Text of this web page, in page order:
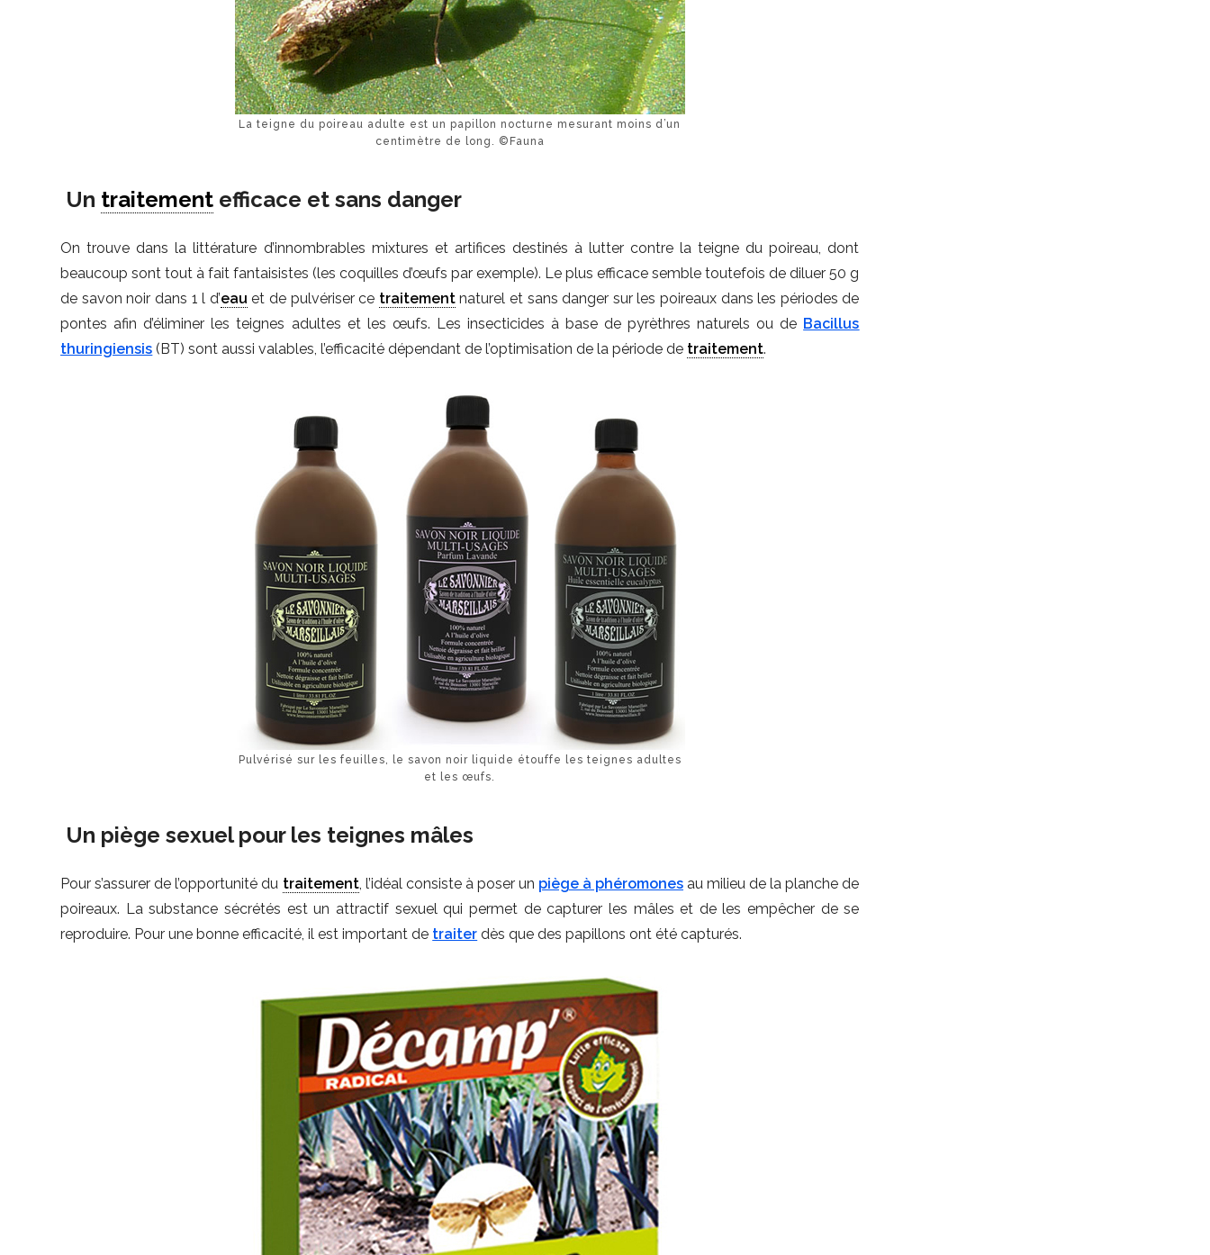
La teigne du poireau adulte est un papillon nocturne mesurant moins d’un
centimètre de long. ©Fauna
Un traitement efficace et sans danger
On trouve dans la littérature d’innombrables mixtures et artifices destinés à lutter contre la teigne du poireau, dont
beaucoup sont tout à fait fantaisistes (les coquilles d’œufs par exemple). Le plus efficace semble toutefois de diluer 50 g
de savon noir dans 1 l d’eau et de pulvériser ce traitementnaturel et sans danger sur les poireaux dans les périodes de
pontes afin d’éliminer les teignes adultes et les œufs. Les insecticides à base de pyrèthres naturels ou de Bacillus
thuringiensis (BT) sont aussi valables, l’efficacité dépendant de l’optimisation de la période de traitement.
Pulvérisé sur les feuilles, le savon noir liquide étouffe les teignes adultes
et les œufs.
Un piège sexuel pour les teignes mâles
Pour s’assurer de l’opportunité du traitement, l’idéal consiste à poser un piège à phéromones au milieu de la planche de
poireaux. La substance sécrétés est un attractif sexuel qui permet de capturer les mâles et de les empêcher de se
reproduire. Pour une bonne efficacité, il est important de traiter dès que des papillons ont été capturés.